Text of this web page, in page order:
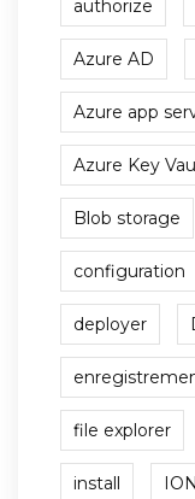
authorize
Azure AD
Azure app
Azure Key
Blob storage
configuration
deployer
file explorer
install